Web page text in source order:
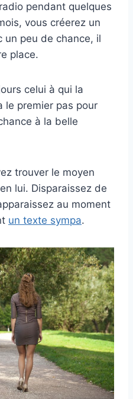
pendant quelques
vous créerez un
un peu de chance, il
place.
celui à qui la
le premier pas pour
à la belle
trouver le moyen
lui. Disparaissez de
au moment
un texte sympa.